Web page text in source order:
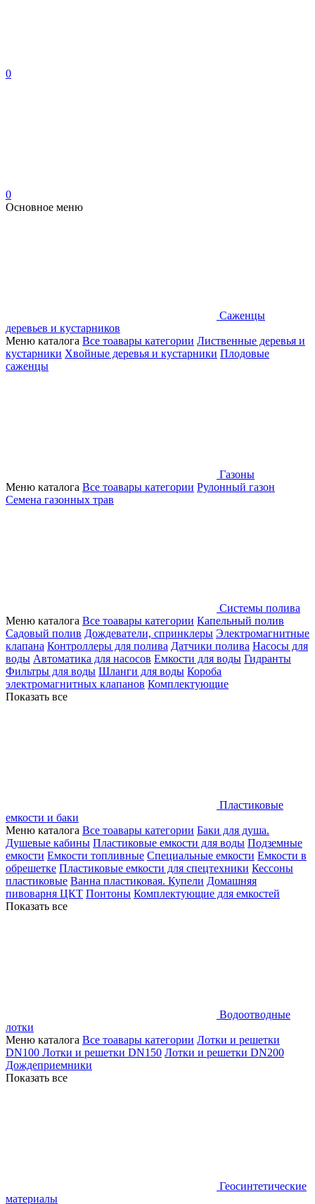
0
0
Основное меню
Саженцы
деревьев и кустарников
Меню каталога Все тоавары категории Лиственные деревья и
кустарники Хвойные деревья и кустарники Плодовые
саженцы
Газоны
Меню каталога Все тоавары категории Рулонный газон
Семена газонных трав
Системы полива
Меню каталога Все тоавары категории Капельный полив
Садовый полив Дождеватели, спринклеры Электромагнитные
клапана Контроллеры для полива Датчики полива Насосы для
воды Автоматика для насосов Емкости для воды Гидранты
Фильтры для воды Шланги для воды Короба
электромагнитных клапанов Комплектующие
Показать все
Пластиковые
емкости и баки
Меню каталога Все тоавары категории Баки для душа.
Душевые кабины Пластиковые емкости для воды Подземные
емкости Емкости топливные Специальные емкости Емкости в
обрешетке Пластиковые емкости для спецтехники Кессоны
пластиковые Ванна пластиковая. Купели Домашняя
пивоварня ЦКТ Понтоны Комплектующие для емкостей
Показать все
Водоотводные
лотки
Меню каталога Все тоавары категории Лотки и решетки
DN100 Лотки и решетки DN150 Лотки и решетки DN200
Дождеприемники
Показать все
Геосинтетические
материалы